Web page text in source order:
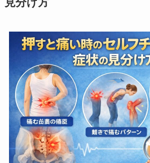
見分け方